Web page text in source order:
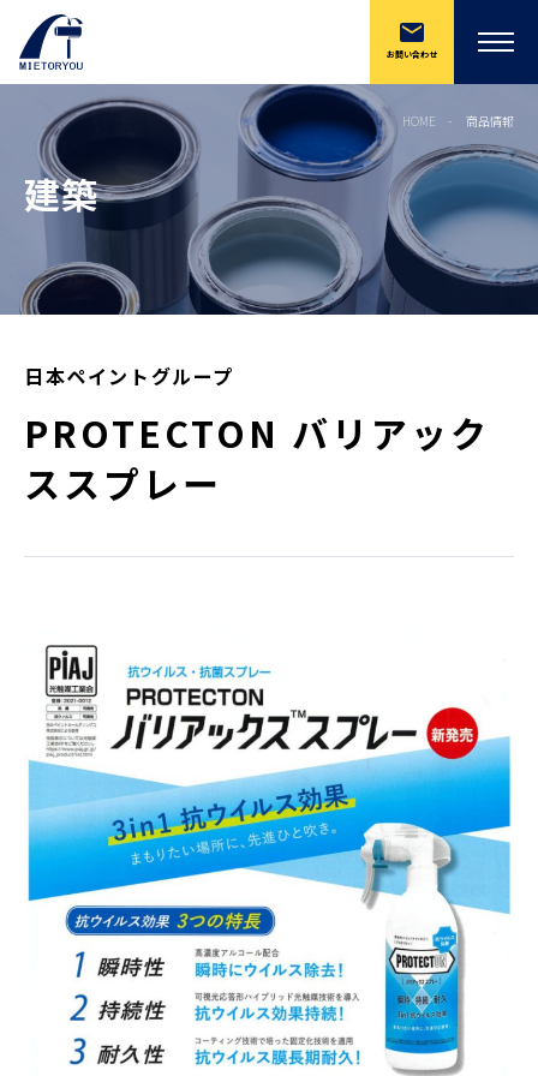
お問い合わせ
HOME 商品情報
建築
日本ペイントグループ
PROTECTON バリアック
ススプレー